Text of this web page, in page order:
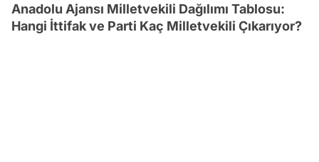
Anadolu Ajansı Milletvekili Dağılımı Tablosu:
Hangi İttifak ve Parti Kaç Milletvekili Çıkarıyor?